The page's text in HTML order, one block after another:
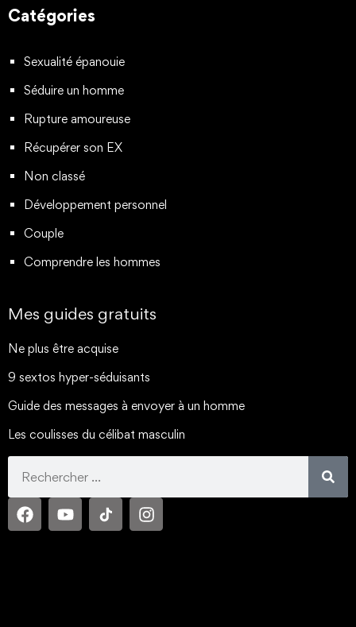
Catégories
Sexualité épanouie
Séduire un homme
Rupture amoureuse
Récupérer son EX
Non classé
Développement personnel
Couple
Comprendre les hommes
Mes guides gratuits
Ne plus être acquise
9 sextos hyper-séduisants
Guide des messages à envoyer à un homme
Les coulisses du célibat masculin